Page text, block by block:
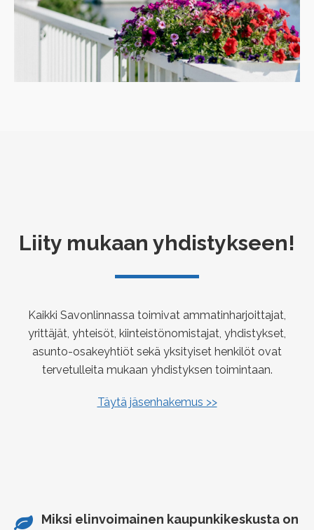
Liity mukaan yhdistykseen!
Kaikki Savonlinnassa toimivat ammatinharjoittajat,
yrittäjät, yhteisöt, kiinteistönomistajat, yhdistykset,
asunto-osakeyhtiöt sekä yksityiset henkilöt ovat
tervetulleita mukaan yhdistyksen toimintaan.
Täytä jäsenhakemus >>
Miksi elinvoimainen kaupunkikeskusta on